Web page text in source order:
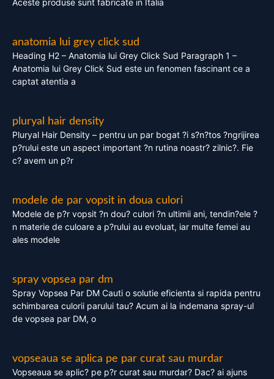
Aceste produse sunt fabricate in Italia
anatomia lui grey click sud
Heading H2 – Anatomia lui Grey Click Sud Paragraph 1 –
Anatomia lui Grey Click Sud este un fenomen fascinant ce a
captat atentia a
pluryal hair density
Pluryal Hair Density – pentru un par bogat ?i s?n?tos ?ngrijirea
p?rului este un aspect important ?n rutina noastr? zilnic?. Fie
c? avem un p?r
modele de par vopsit in doua culori
Modele de p?r vopsit ?n dou? culori ?n ultimii ani, tendin?ele ?
n materie de culoare a p?rului au evoluat, iar multe femei au
ales modele
spray vopsea par dm
Spray Vopsea Par DM Cauti o solutie eficienta si rapida pentru
schimbarea culorii parului tau? Acum ai la indemana spray-ul
de vopsea par DM, o
vopseaua se aplica pe par curat sau murdar
Vopseaua se aplic? pe p?r curat sau murdar? Dac? ai ajuns